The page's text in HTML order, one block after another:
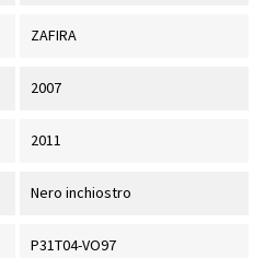
ZAFIRA
2007
2011
Nero inchiostro
P31T04-VO97